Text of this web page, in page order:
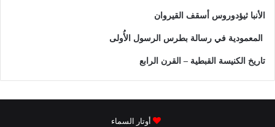
الأنبا ثيؤدوروس أسقف القيروان
المعمودية في رسالة بطرس الرسول الأُولى
تاريخ الكنيسة القبطية – القرن الرابع
أوتار السماء